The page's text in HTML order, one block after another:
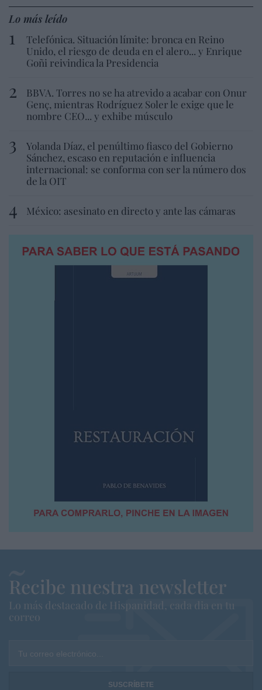
Lo más leído
Telefónica. Situación límite: bronca en Reino
Unido, el riesgo de deuda en el alero... y Enrique
Goñi reivindica la Presidencia
BBVA. Torres no se ha atrevido a acabar con Onur
Genç, mientras Rodríguez Soler le exige que le
nombre CEO... y exhibe músculo
Yolanda Díaz, el penúltimo fiasco del Gobierno
Sánchez, escaso en reputación e influencia
internacional: se conforma con ser la número dos
de la OIT
México: asesinato en directo y ante las cámaras
Recibe nuestra newsletter
Lo más destacado de Hispanidad, cada dia en tu
correo
Tu correo electrónico...